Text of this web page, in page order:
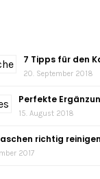
7 Tipps für den
20. September 2018
Perfekte
15. August 2018
richtig
2017